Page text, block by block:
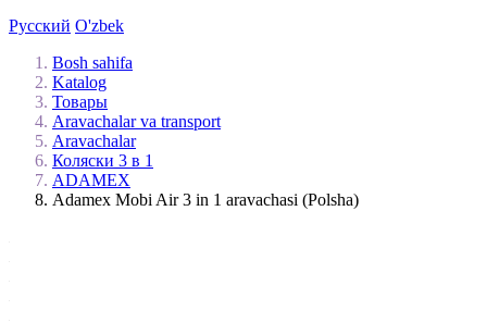
Русский O'zbek
Bosh sahifa
Katalog
Товары
Aravachalar va transport
Aravachalar
Коляски 3 в 1
ADAMEX
Adamex Mobi Air 3 in 1 aravachasi (Polsha)